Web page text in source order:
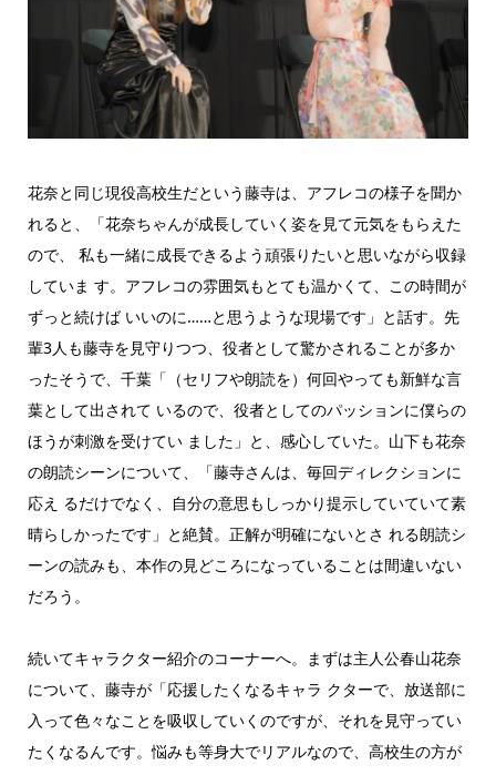
花奈と同じ現役高校生だという藤寺は、アフレコの様子を聞か
れると、「花奈ちゃんが成長していく姿を見て元気をもらえた
ので、 私も一緒に成長できるよう頑張りたいと思いながら収録
していま す。アフレコの雰囲気もとても温かくて、この時間が
ずっと続けば いいのに……と思うような現場です」と話す。先
輩3人も藤寺を見守りつつ、役者として驚かされることが多か
ったそうで、千葉「（セリフや朗読を）何回やっても新鮮な言
葉として出されて いるので、役者としてのパッションに僕らの
ほうが刺激を受けてい ました」と、感心していた。山下も花奈
の朗読シーンについて、「藤寺さんは、毎回ディレクションに
応え るだけでなく、自分の意思もしっかり提示していていて素
晴らしかったです」と絶賛。正解が明確にないとさ れる朗読シ
ーンの読みも、本作の見どころになっていることは間違いない
だろう。
続いてキャラクター紹介のコーナーへ。まずは主人公春山花奈
について、藤寺が「応援したくなるキャラ クターで、放送部に
入って色々なことを吸収していくのですが、それを見守ってい
たくなるんです。悩みも等身大でリアルなので、高校生の方が